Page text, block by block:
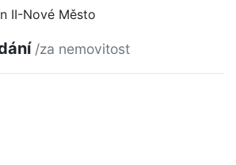
II-Nové Město
/za nemovitost